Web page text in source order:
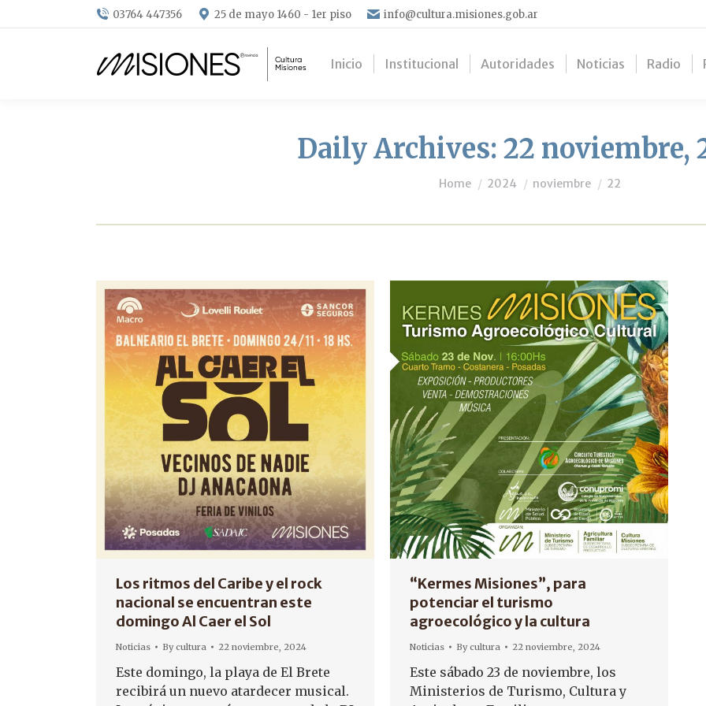
03764 447356 25 de mayo 1460 - 1er piso info@cultura.misiones.gob.ar
Inicio Institucional Autoridades Noticias Radio
Daily Archives: 22 noviembre,
You are here:
Home 2024 noviembre 22
Los ritmos del Caribe y el rock
nacional se encuentran este
domingo Al Caer el Sol
Noticias Bycultura 22 noviembre, 2024
Este domingo, la playa de El Brete
recibirá un nuevo atardecer musical.
“Kermes Misiones”, para
potenciar el turismo
agroecológico y la cultura
Noticias Bycultura 22 noviembre, 2024
Este sábado 23 de noviembre, los
Ministerios de Turismo, Cultura y